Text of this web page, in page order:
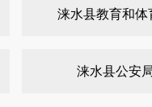
涞水县教育和体
涞水县公安